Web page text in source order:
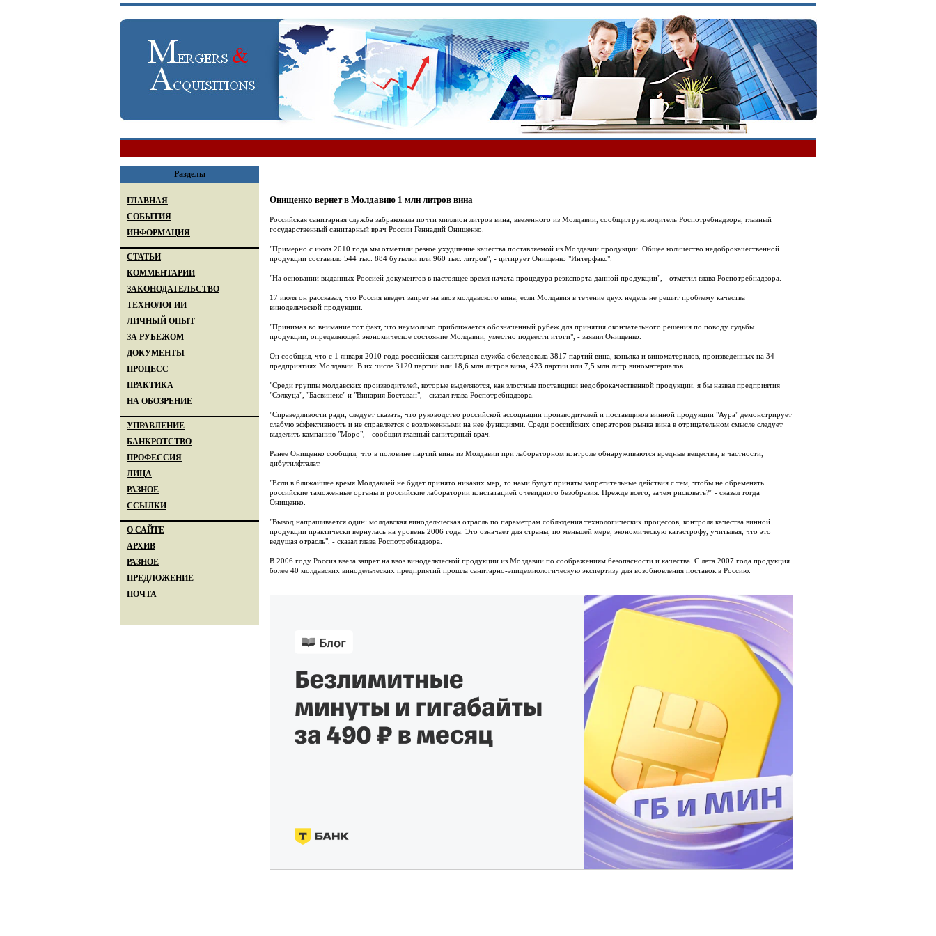
Разделы
ГЛАВНАЯ
СОБЫТИЯ
ИНФОРМАЦИЯ
СТАТЬИ
КОММЕНТАРИИ
ЗАКОНОДАТЕЛЬСТВО
ТЕХНОЛОГИИ
ЛИЧНЫЙ ОПЫТ
ЗА РУБЕЖОМ
ДОКУМЕНТЫ
ПРОЦЕСС
ПРАКТИКА
НА ОБОЗРЕНИЕ
УПРАВЛЕНИЕ
БАНКРОТСТВО
ПРОФЕССИЯ
ЛИЦА
РАЗНОЕ
ССЫЛКИ
О САЙТЕ
АРХИВ
РАЗНОЕ
ПРЕДЛОЖЕНИЕ
ПОЧТА
Онищенко вернет в Молдавию 1 млн литров вина
Российская санитарная служба забраковала почти миллион литров вина, ввезенного из Молдавии, сообщил руководитель Роспотребнадзора, главный
государственный санитарный врач России Геннадий Онищенко.
"Примерно с июля 2010 года мы отметили резкое ухудшение качества поставляемой из Молдавии продукции. Общее количество недоброкачественной
продукции составило 544 тыс. 884 бутылки или 960 тыс. литров", - цитирует Онищенко "Интерфакс".
"На основании выданных Россией документов в настоящее время начата процедура реэкспорта данной продукции", - отметил глава Роспотребнадзора.
17 июля он рассказал, что Россия введет запрет на ввоз молдавского вина, если Молдавия в течение двух недель не решит проблему качества
винодельческой продукции.
"Принимая во внимание тот факт, что неумолимо приближается обозначенный рубеж для принятия окончательного решения по поводу судьбы
продукции, определяющей экономическое состояние Молдавии, уместно подвести итоги", - заявил Онищенко.
Он сообщил, что с 1 января 2010 года российская санитарная служба обследовала 3817 партий вина, коньяка и виноматерилов, произведенных на 34
предприятиях Молдавии. В их числе 3120 партий или 18,6 млн литров вина, 423 партии или 7,5 млн литр виноматериалов.
"Среди группы молдавских производителей, которые выделяются, как злостные поставщики недоброкачественной продукции, я бы назвал предприятия
"Сэлкуца", "Басвинекс" и "Винария Боставан", - сказал глава Роспотребнадзора.
"Справедливости ради, следует сказать, что руководство российской ассоциации производителей и поставщиков винной продукции "Аура" демонстрирует
слабую эффективность и не справляется с возложенными на нее функциями. Среди российских операторов рынка вина в отрицательном смысле следует
выделить кампанию "Моро", - сообщил главный санитарный врач.
Ранее Онищенко сообщил, что в половине партий вина из Молдавии при лабораторном контроле обнаруживаются вредные вещества, в частности,
дибутилфталат.
"Если в ближайшее время Молдавией не будет принято никаких мер, то нами будут приняты запретительные действия с тем, чтобы не обременять
российские таможенные органы и российские лаборатории констатацией очевидного безобразия. Прежде всего, зачем рисковать?" - сказал тогда
Онищенко.
"Вывод напрашивается один: молдавская винодельческая отрасль по параметрам соблюдения технологических процессов, контроля качества винной
продукции практически вернулась на уровень 2006 года. Это означает для страны, по меньшей мере, экономическую катастрофу, учитывая, что это
ведущая отрасль", - сказал глава Роспотребнадзора.
В 2006 году Россия ввела запрет на ввоз винодельческой продукции из Молдавии по соображениям безопасности и качества. С лета 2007 года продукция
более 40 молдавских винодельческих предприятий прошла санитарно-эпидемиологическую экспертизу для возобновления поставок в Россию.